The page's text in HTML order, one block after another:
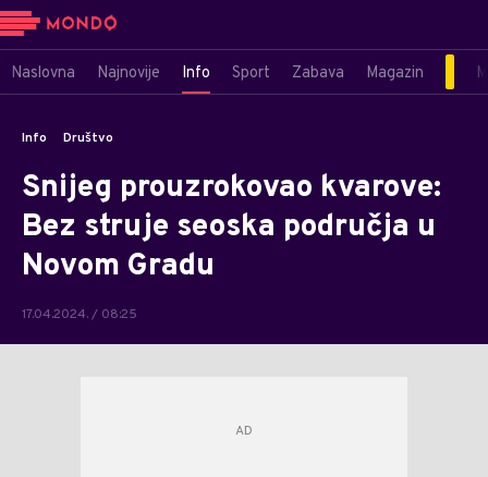
Naslovna Najnovije Info Sport Zabava Magazin
Info Društvo
Snijeg prouzrokovao kvarove:
Bez struje seoska područja u
Novom Gradu
17.04.2024. / 08:25